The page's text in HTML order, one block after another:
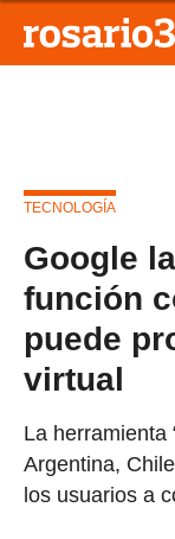
TECNOLOGÍA
Google
función
puede
virtual
La herramienta
Argentina,
los usuarios a